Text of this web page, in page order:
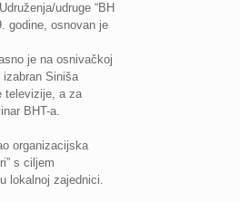
udruge “BH
godine, osnovan je
je na osnivačkoj
Siniša
televizije, a za
BHT-a.
organizacijska
s ciljem
lokalnoj zajednici.